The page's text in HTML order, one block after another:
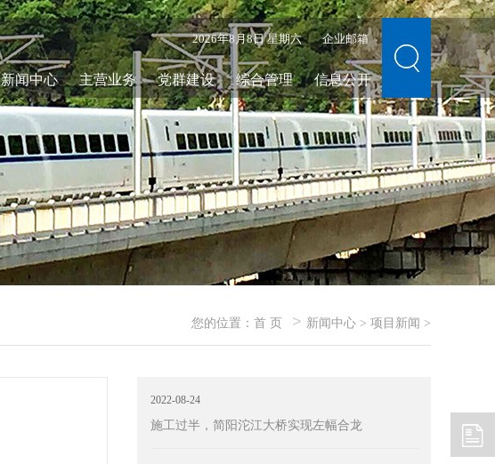
2026年8月8日 星期六 企业邮箱
新闻中心 主营业务 党群建设 综合管理 信息公开
您的位置： 首 页 > 新闻中心 > 项目新闻 >
2022-08-24
施工过半，简阳沱江大桥实现左幅合龙